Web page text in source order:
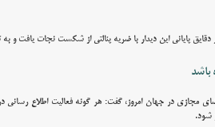
دقایق پایانی این دیدار با ضریه پنالتی از شکست نجات یافت
باشد
مجازی در جهان امروز، گفت: هر گونه فعالیت اطلاع رسانی
شود.